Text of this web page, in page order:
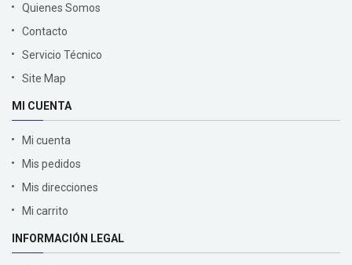
Quienes Somos
Contacto
Servicio Técnico
Site Map
MI CUENTA
Mi cuenta
Mis pedidos
Mis direcciones
Mi carrito
INFORMACIÓN LEGAL